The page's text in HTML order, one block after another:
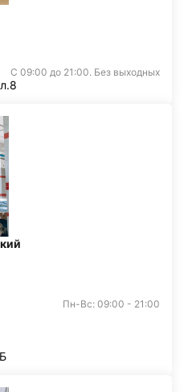
С 09:00 до 21:00. Без выходных
Пн-Вс: 09:00 - 21:00